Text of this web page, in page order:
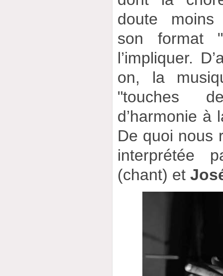
doute moins
son format
l’impliquer.
on, la
"touches
d’harmonie à
De quoi nous
interprétée
(chant) et